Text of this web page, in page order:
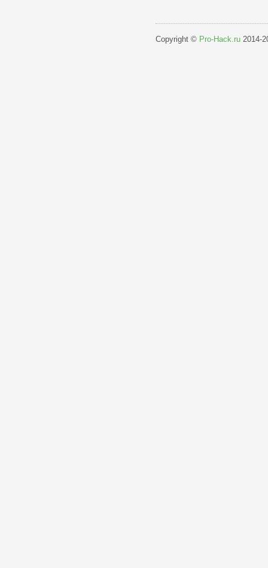
Copyright © Pro-Hack.ru 2014-